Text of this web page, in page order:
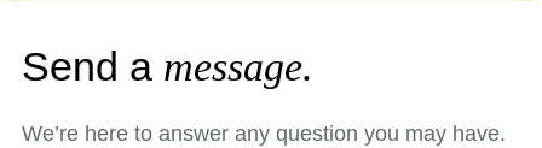
Send a message.
We’re here to answer any question you may have.